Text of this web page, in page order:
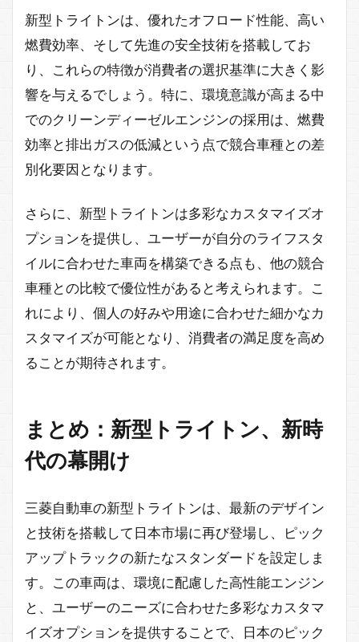
新型トライトンは、優れたオフロード性能、高い
燃費効率、そして先進の安全技術を搭載してお
り、これらの特徴が消費者の選択基準に大きく影
響を与えるでしょう。特に、環境意識が高まる中
でのクリーンディーゼルエンジンの採用は、燃費
効率と排出ガスの低減という点で競合車種との差
別化要因となります。
さらに、新型トライトンは多彩なカスタマイズオ
プションを提供し、ユーザーが自分のライフスタ
イルに合わせた車両を構築できる点も、他の競合
車種との比較で優位性があると考えられます。こ
れにより、個人の好みや用途に合わせた細かなカ
スタマイズが可能となり、消費者の満足度を高め
ることが期待されます。
まとめ：新型トライトン、新時
代の幕開け
三菱自動車の新型トライトンは、最新のデザイン
と技術を搭載して日本市場に再び登場し、ピック
アップトラックの新たなスタンダードを設定しま
す。この車両は、環境に配慮した高性能エンジン
と、ユーザーのニーズに合わせた多彩なカスタマ
イズオプションを提供することで、日本のピック